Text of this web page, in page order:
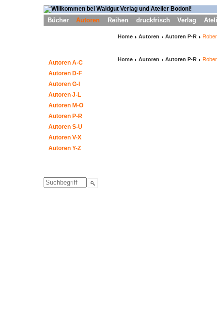
Bücher Autoren Reihen druckfrisch Verlag
Autoren A-C
Autoren D-F
Autoren G-I
Autoren J-L
Autoren M-O
Autoren P-R
Autoren S-U
Autoren V-X
Autoren Y-Z
Home Autoren Autoren P-R
Home Autoren Autoren P-R